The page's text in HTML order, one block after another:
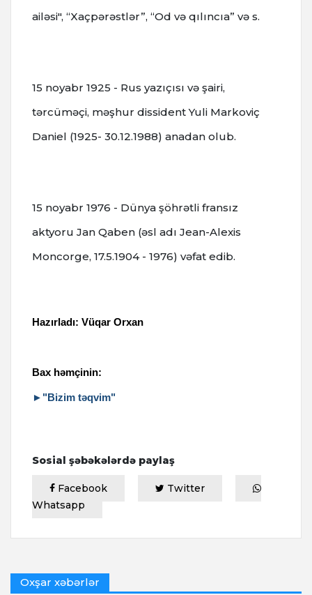
ailəsi", “Xaçpərəstlər”, “Od və qılıncıa” və s.
15 noyabr 1925 - Rus yazıçısı və şairi,
tərcüməçi, məşhur dissident Yuli Markoviç
Daniel (1925- 30.12.1988) anadan olub.
15 noyabr 1976 - Dünya şöhrətli fransız
aktyoru Jan Qaben (əsl adı Jean-Alexis
Moncorge, 17.5.1904 - 1976) vəfat edib.
Hazırladı: Vüqar Orxan
Bax həmçinin:
►"Bizim təqvim"
Sosial şəbəkələrdə paylaş
Facebook
Twitter
Whatsapp
Oxşar xəbərlər